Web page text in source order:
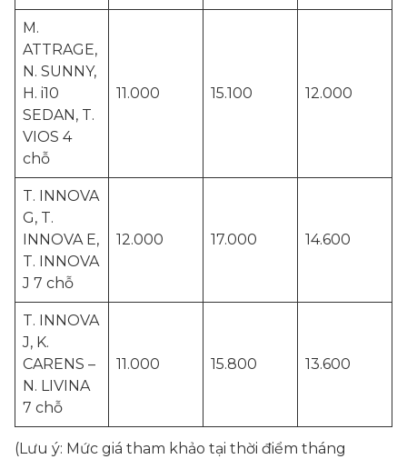
M.
ATTRAGE,
N. SUNNY,
H. i10
SEDAN, T.
VIOS 4
chỗ
11.000 15.100 12.000
T. INNOVA
G, T.
INNOVA E,
T. INNOVA
J 7 chỗ
12.000 17.000 14.600
T. INNOVA
J, K.
CARENS –
N. LIVINA
7 chỗ
11.000 15.800 13.600
(Lưu ý: Mức giá tham khảo tại thời điểm tháng